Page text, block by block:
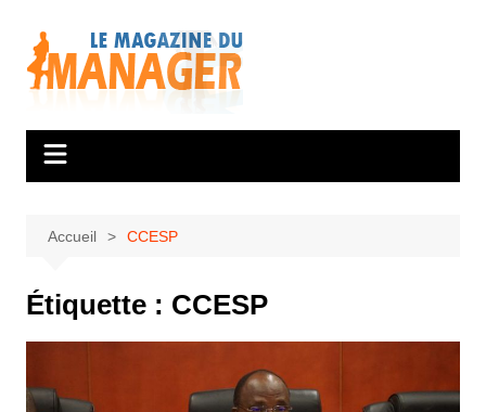
contenu
Accueil CCESP
Étiquette : CCESP